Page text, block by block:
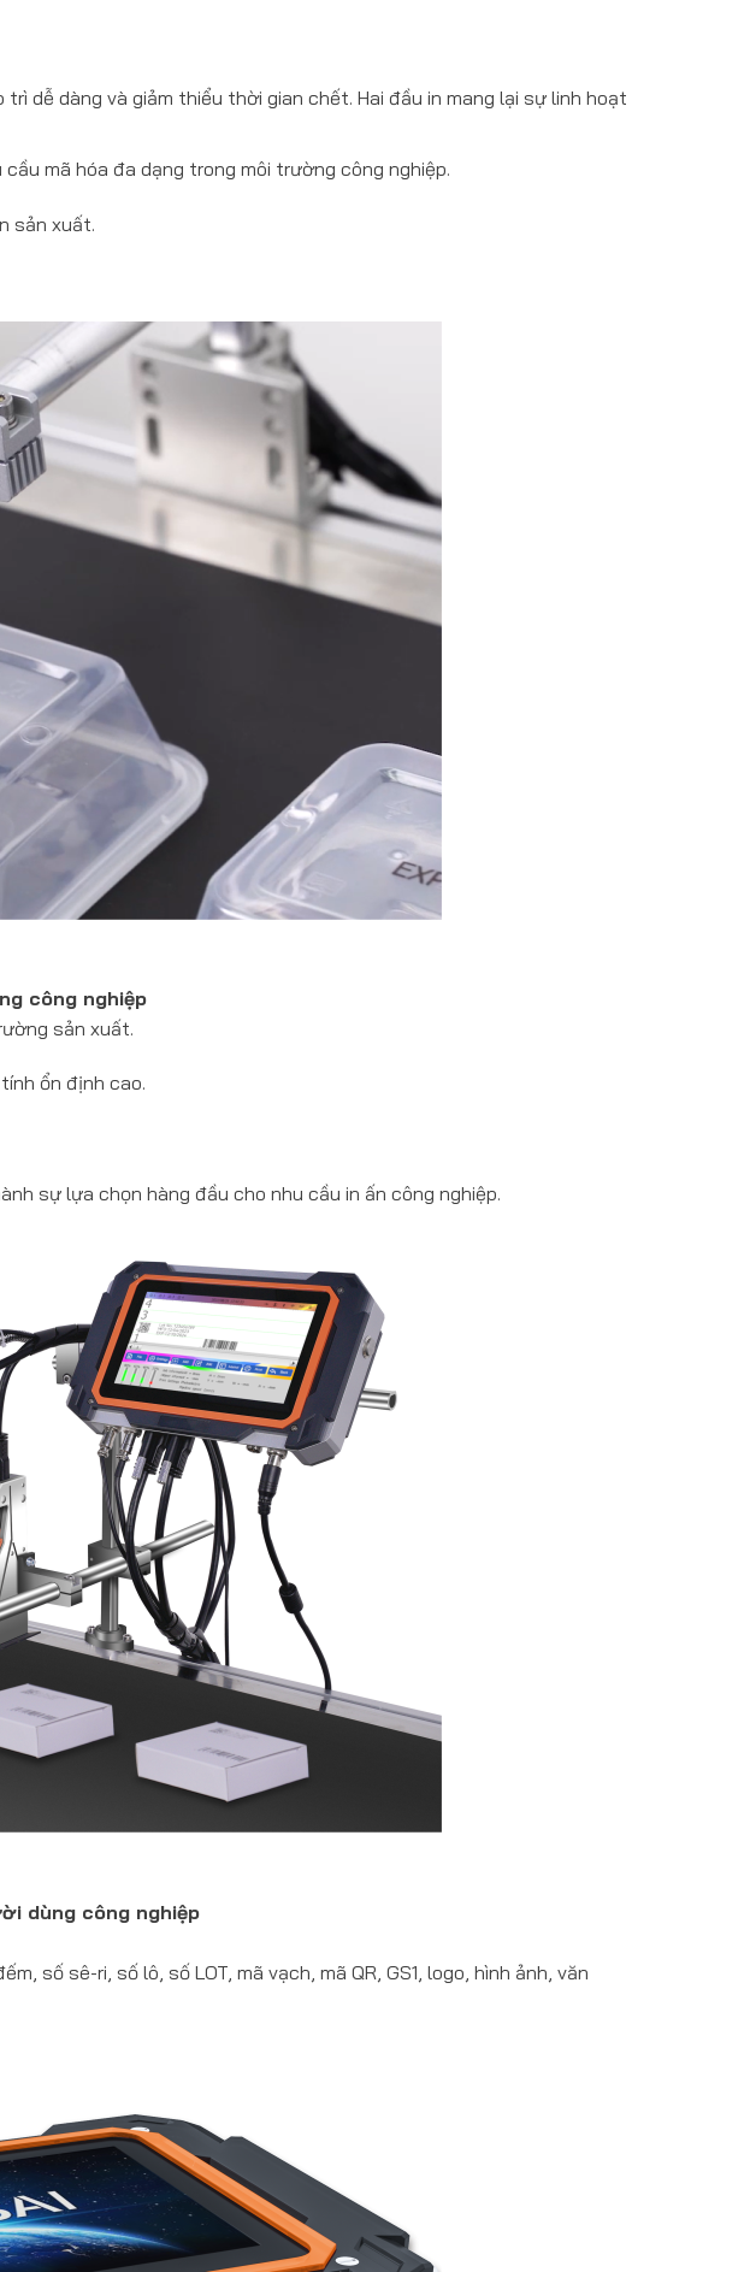
dễ dàng và giảm thiểu thời gian chết. Hai đầu in mang lại sự linh hoạt
mã hóa đa dạng trong môi trường công nghiệp.
sản xuất.
công nghiệp
sản xuất.
ổn định cao.
sự lựa chọn hàng đầu cho nhu cầu in ấn công nghiệp.
dùng công nghiệp
số sê-ri, số lô, số LOT, mã vạch, mã QR, GS1, logo, hình ảnh, văn